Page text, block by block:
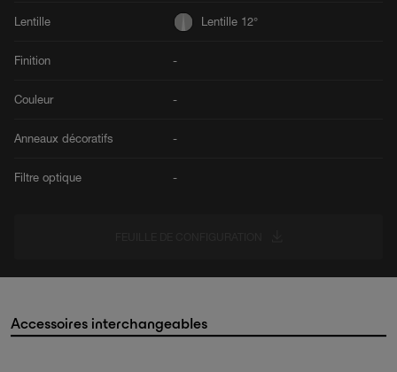
Lentille Lentille 12°
Finition -
Couleur -
Anneaux décoratifs -
Filtre optique -
Accessoires interchangeables